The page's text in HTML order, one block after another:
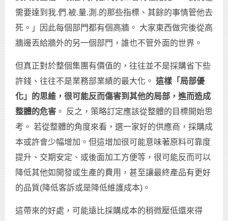
需要達到我.們.被.量.測.的那些指標、其餘的事情管他去
死。」因此每個部門都有個高牆。 大家東西做完後從高
牆邊丟給牆外的另一個部門，誰也不管外面的世界。
但真正對於整個集團有價值的，往往並不是採購省下些
許錢、往往不是業務部業績的最大化。 這樣「局部優
化」的思維，很可能反而傷害到其他的局部，進而造成
整體的危害 。 反之，策略訂定應該從整體的目標開始思
考。 若從整體的角度來看，選一家好的供應商，採購成
本或許會少幅增加。但這增加很可能意味著原料可靠度
提升、交期安定、或後面加工方便等，很可能反而可以
降低其他如開發或生產的費用，甚至讓最終產品有更好
的品質(降低客訴或是降低維護成本)。
這帶來的好處，可能遠比採購成本的稍微壓低還來得